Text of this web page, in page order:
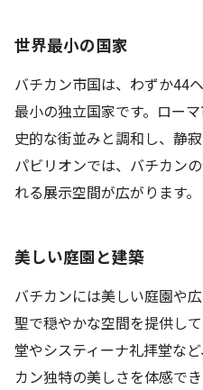
世界最小の国家
バチカン市国は、わずか44
最小の独立国家です。ロー
史的な街並みと調和し、静
パビリオンでは、バチカン
れる展示空間が広がります。
美しい庭園と建築
バチカンには美しい庭園や
聖で穏やかな空間を提供し
堂やシスティーナ礼拝堂な
カン独特の美しさを体感でき